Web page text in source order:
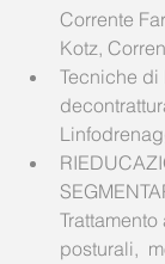
Corrente
Kotz,
Tecniche di
posturali,